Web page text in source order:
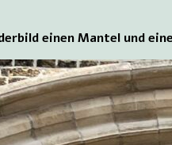
einen Mantel und